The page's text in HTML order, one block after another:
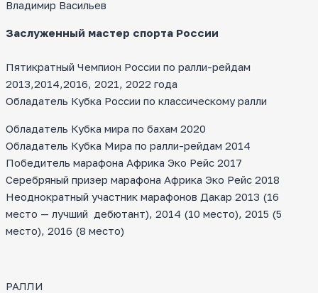
Владимир Васильев
Заслуженный мастер спорта России
Пятикратный Чемпион России по ралли-рейдам
2013,2014,2016, 2021, 2022 года
Обладатель Кубка России по классическому ралли
Обладатель Кубка мира по бахам 2020
Обладатель Кубка Мира по ралли-рейдам 2014
Победитель марафона Африка Эко Рейс 2017
Серебряный призер марафона Африка Эко Рейс 2018
Неоднократный участник марафонов Дакар 2013 (16
место — лучший дебютант), 2014 (10 место), 2015 (5
место), 2016 (8 место)
РАЛЛИ